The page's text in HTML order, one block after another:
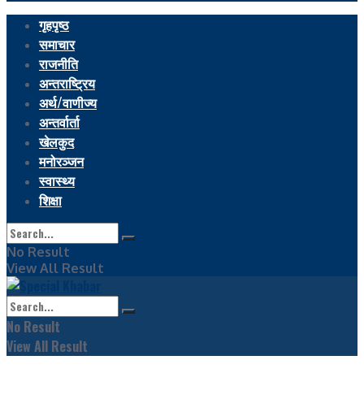
गृहपृष्ठ
समाचार
राजनीति
अन्तराष्ट्रिय
अर्थ/वाणीज्य
अन्तर्वार्ता
खेलकुद
मनोरञ्जन
स्वास्थ्य
शिक्षा
No Result
View All Result
No Result
View All Result